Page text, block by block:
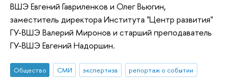
ВШЭ Евгений Гавриленков и Олег Вьюгин,
заместитель директора Института "Центр развития"
ГУ-ВШЭ Валерий Миронов и старший преподаватель
ГУ-ВШЭ Евгений Надоршин.
Общество СМИ экспертиза
репортаж о событии